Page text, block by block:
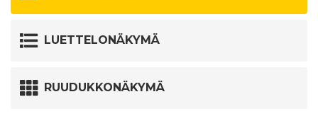
LUETTELONÄKYMÄ
RUUDUKKONÄKYMÄ